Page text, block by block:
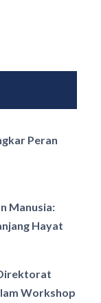
Peran
Manusia:
Hayat
Workshop